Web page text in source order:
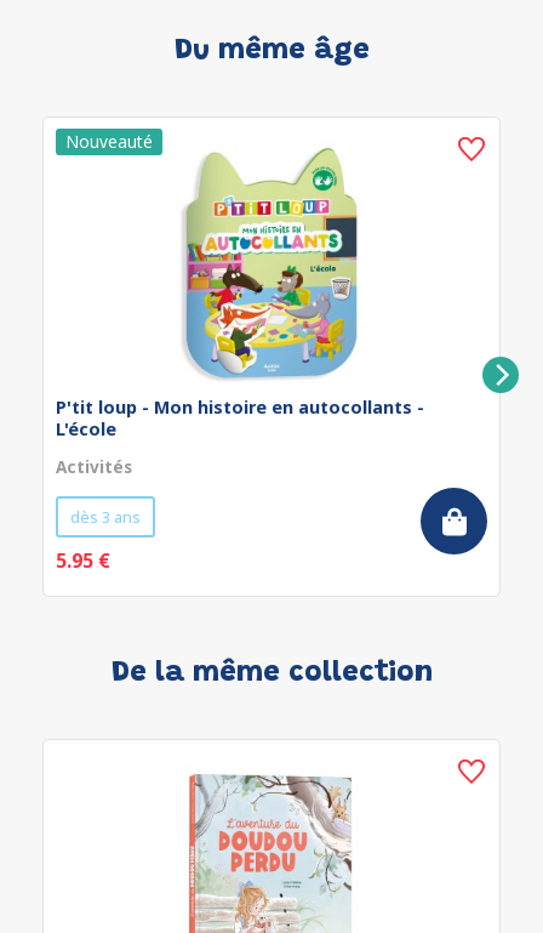
Du même âge
P'tit loup - Mon histoire en autocollants -
L'école
Activités
dès 3 ans
5.95 €
De la même collection